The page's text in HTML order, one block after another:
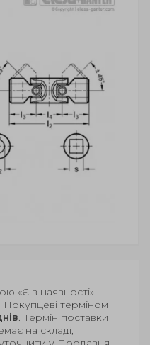
«Є в наявності»
Покупцеві терміном
. Термін поставки
на складі,